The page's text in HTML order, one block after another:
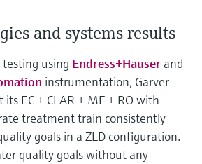
root, order code,
and systems results
using Endress+Hauser and
instrumentation, Garver
its EC + CLAR + MF + RO with
treatment train consistently
goals in a ZLD configuration.
quality goals without any